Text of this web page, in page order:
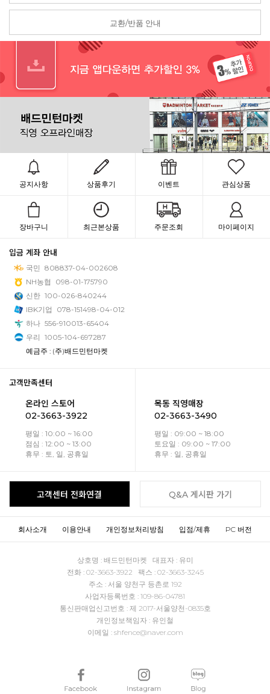
교환/반품 안내
공지사항 상품후기 이벤트 관심상품
장바구니 최근본상품 주문조회 마이페이지
입금 계좌 안내
국민 808837-04-002608
NH농협
098-01-175790
신한 100-026-840244
IBK기업
078-151498-04-012
하나 556-910013-65404
우리 1005-104-697287
예금주 : (주)배드민턴마켓
고객만족센터
온라인 스토어
02-3663-3922
평일 : 10:00 ~ 16:00
점심 : 12:00 ~ 13:00
휴무 : 토, 일, 공휴일
목동 직영매장
02-3663-3490
평일 : 09:00 ~ 18:00
토요일 : 09:00 ~ 17:00
휴무 : 일, 공휴일
고객센터 전화연결 Q&A 게시판 가기
회사소개 이용안내 개인정보처리방침 입점/제휴 PC 버전
상호명 : 배드민턴마켓 대표자 : 유미
전화 : 02-3663-3922 팩스 : 02-3663-3245
주소 : 서울 양천구 등촌로 192
사업자등록번호 : 109-86-04781
통신판매업신고번호 : 제 2017-서울양천-0835호
개인정보책임자 : 유인철
이메일 : shfence@naver.com